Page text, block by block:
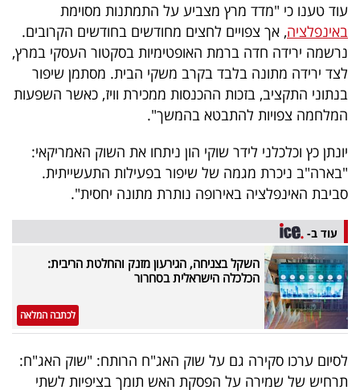
UNDER
40
שיתופי
ניוזלטרים
מייל
אדום
עוד טענו כי "מדד מרץ מצביע על התמתנות מסוימת
באינפלציה, אך צפויים לחצים מחודשים בחודשים הקרובים.
נרשמה ירידה חדה ברמת האופטימיות בסקטור העסקי במרץ,
לצד ירידה מתונה בלבד בקרב משקי הבית. מסתמן שיפור
בנתוני התקציב, בזכות ההכנסות ממכירת וויז, כאשר השפעות
המלחמה צפויות להתבטא בהמשך".
יונתן כץ וכלכלני לידר שוקי הון ניתחו את השוק האמריקאי:
"בארה"ב ניכרת מגמה של שיפור בפעילות התעשייתית.
סביבת האינפלציה באירופה נותרת מתונה יחסית".
עוד ב-
השקל בצניחה, הגירעון מזנק והחלטת הריבית:
הכלכלה הישראלית בסחרור
לכתבה המלאה
לסיום ערכו סקירה גם על שוק האג"ח הרותח: "שוק האג"ח:
תרחיש של שמירה על הפסקת האש תומך בציפיות לשתי